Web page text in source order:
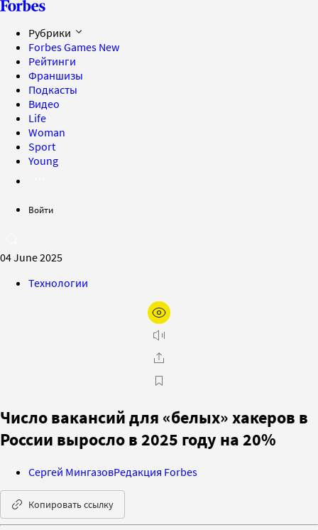
Рубрики
Forbes Games New
Рейтинги
Франшизы
Подкасты
Видео
Life
Woman
Sport
Young
Войти
04 June 2025
Технологии
Число вакансий для «белых» хакеров в
России выросло в 2025 году на 20%
Сергей МингазовРедакция Forbes
Копировать ссылку